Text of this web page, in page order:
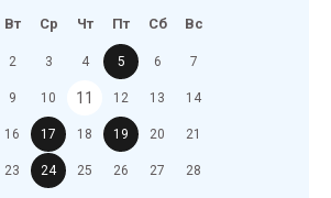
Вт Ср Чт Пт Сб Вс
2 3 4 5 6 7
9 10 11 12 13 14
16 17 18 19 20 21
23 24 25 26 27 28